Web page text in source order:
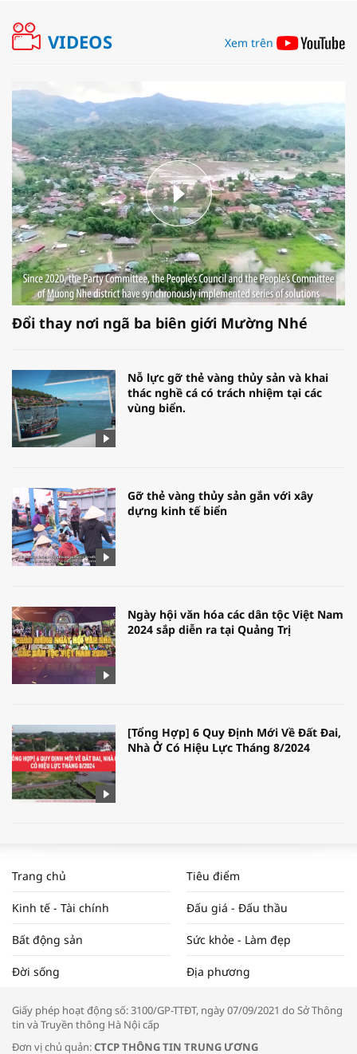
VIDEOS Xem trên
Đổi thay nơi ngã ba biên giới Mường Nhé
Nỗ lực gỡ thẻ vàng thủy sản và khai
thác nghề cá có trách nhiệm tại các
vùng biển.
Gỡ thẻ vàng thủy sản gắn với xây
dựng kinh tế biển
Ngày hội văn hóa các dân tộc Việt Nam
2024 sắp diễn ra tại Quảng Trị
[Tổng Hợp] 6 Quy Định Mới Về Đất Đai,
Nhà Ở Có Hiệu Lực Tháng 8/2024
NAM NĂM 2024 VÀ NĂM 2025 | NHỊP
ĐẬP THỊ TRƯỜNG #62
Tọa đàm “Xúc tiến thương mại: Khơi
Trang chủ Tiêu điểm
Kinh tế - Tài chính Đấu giá - Đấu thầu
Bất động sản Sức khỏe - Làm đẹp
Đời sống Địa phương
Giấy phép hoạt động số: 3100/GP-TTĐT, ngày 07/09/2021 do Sở Thông
tin và Truyền thông Hà Nội cấp
Đơn vị chủ quản:CTCP THÔNG TIN TRUNG ƯƠNG